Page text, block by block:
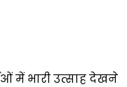
में भारी उत्साह देखने